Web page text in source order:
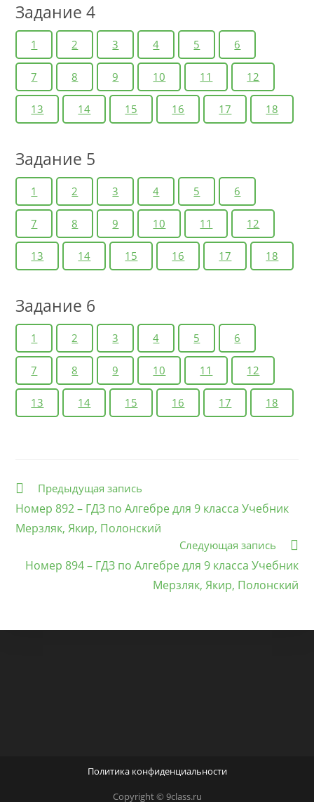
Задание 4
1 2 3 4 5 6
7 8 9 10 11 12
13 14 15 16 17 18
Задание 5
1 2 3 4 5 6
7 8 9 10 11 12
13 14 15 16 17 18
Задание 6
1 2 3 4 5 6
7 8 9 10 11 12
13 14 15 16 17 18
Еще
Предыдущая запись
Номер 892 – ГДЗ по Алгебре для 9 класса Учебник
Мерзляк, Якир, Полонский
Следующая запись
Номер 894 – ГДЗ по Алгебре для 9 класса Учебник
Мерзляк, Якир, Полонский
Политика конфиденциальности
Copyright © 9class.ru